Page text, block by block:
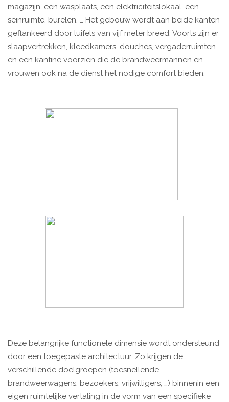
magazijn, een wasplaats, een elektriciteitslokaal, een
seinruimte, burelen, … Het gebouw wordt aan beide kanten
geflankeerd door luifels van vijf meter breed. Voorts zijn er
slaapvertrekken, kleedkamers, douches, vergaderruimten
en een kantine voorzien die de brandweermannen en -
vrouwen ook na de dienst het nodige comfort bieden.
Deze belangrijke functionele dimensie wordt ondersteund
door een toegepaste architectuur. Zo krijgen de
verschillende doelgroepen (toesnellende
brandweerwagens, bezoekers, vrijwilligers, …) binnenin een
eigen ruimtelijke vertaling in de vorm van een specifieke